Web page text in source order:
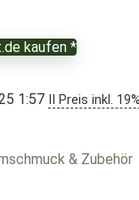
kaufen *
1:57 II Preis inkl.
& Zubehör